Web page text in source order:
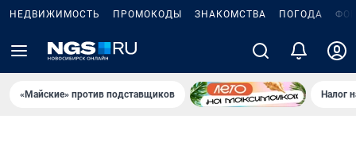
НЕДВИЖИМОСТЬ ПРОМОКОДЫ ЗНАКОМСТВА ПОГОДА
«Майские» против подставщиков Налог